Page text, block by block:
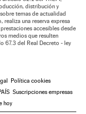
distribución y
temas de actualidad
realiza una reserva expresa
accesibles desde
medios que resulten
67.3 del Real Decreto - ley
Política cookies
Suscripciones empresas
hoy